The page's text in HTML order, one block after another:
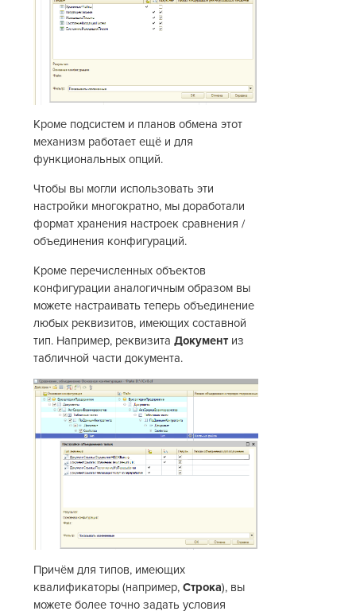
Кроме подсистем и планов обмена этот
механизм работает ещё и для
функциональных опций.
Чтобы вы могли использовать эти
настройки многократно, мы доработали
формат хранения настроек сравнения /
объединения конфигураций.
Кроме перечисленных объектов
конфигурации аналогичным образом вы
можете настраивать теперь объединение
любых реквизитов, имеющих составной
тип. Например, реквизитаДокумент из
табличной части документа.
Причём для типов, имеющих
квалификаторы (например,Строка), вы
можете более точно задать условия